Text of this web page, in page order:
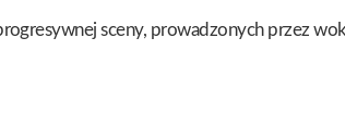
sceny, prowadzonych przez